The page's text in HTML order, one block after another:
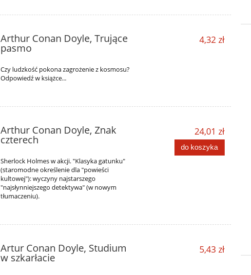
Arthur Conan Doyle, Trujące
pasmo
Czy ludzkość pokona zagrożenie z kosmosu?
Odpowiedź w książce...
4,32 zł
Arthur Conan Doyle, Znak
czterech
Sherlock Holmes w akcji. "Klasyka gatunku"
(staromodne określenie dla "powieści
kultowej"): wyczyny najstarszego
"najsłynniejszego detektywa" (w nowym
tłumaczeniu).
24,01 zł
do koszyka
Artur Conan Doyle, Studium
w szkarłacie
5,43 zł